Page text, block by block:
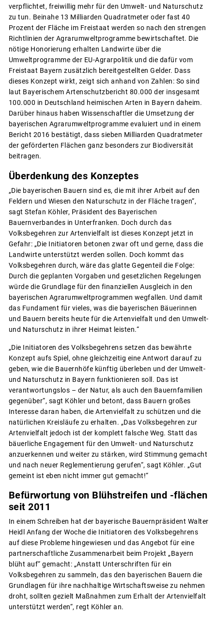
verpflichtet, freiwillig mehr für den Umwelt- und Naturschutz
zu tun. Beinahe 13 Milliarden Quadratmeter oder fast 40
Prozent der Fläche im Freistaat werden so nach den strengen
Richtlinien der Agrarumweltprogramme bewirtschaftet. Die
nötige Honorierung erhalten Landwirte über die
Umweltprogramme der EU-Agrarpolitik und die dafür vom
Freistaat Bayern zusätzlich bereitgestellten Gelder. Dass
dieses Konzept wirkt, zeigt sich anhand von Zahlen: So sind
laut Bayerischem Artenschutzbericht 80.000 der insgesamt
100.000 in Deutschland heimischen Arten in Bayern daheim.
Darüber hinaus haben Wissenschaftler die Umsetzung der
bayerischen Agrarumweltprogramme evaluiert und in einem
Bericht 2016 bestätigt, dass sieben Milliarden Quadratmeter
der geförderten Flächen ganz besonders zur Biodiversität
beitragen.
Überdenkung des Konzeptes
„Die bayerischen Bauern sind es, die mit ihrer Arbeit auf den
Feldern und Wiesen den Naturschutz in der Fläche tragen“,
sagt Stefan Köhler, Präsident des Bayerischen
Bauernverbandes in Unterfranken. Doch durch das
Volksbegehren zur Artenvielfalt ist dieses Konzept jetzt in
Gefahr: „Die Initiatoren betonen zwar oft und gerne, dass die
Landwirte unterstützt werden sollen. Doch kommt das
Volksbegehren durch, wäre das glatte Gegenteil die Folge:
Durch die geplanten Vorgaben und gesetzlichen Regelungen
würde die Grundlage für den finanziellen Ausgleich in den
bayerischen Agrarumweltprogrammen wegfallen. Und damit
das Fundament für vieles, was die bayerischen Bäuerinnen
und Bauern bereits heute für die Artenvielfalt und den Umwelt-
und Naturschutz in ihrer Heimat leisten.“
„Die Initiatoren des Volksbegehrens setzen das bewährte
Konzept aufs Spiel, ohne gleichzeitig eine Antwort darauf zu
geben, wie die Bauernhöfe künftig überleben und der Umwelt-
und Naturschutz in Bayern funktionieren soll. Das ist
verantwortungslos – der Natur, als auch den Bauernfamilien
gegenüber“, sagt Köhler und betont, dass Bauern großes
Interesse daran haben, die Artenvielfalt zu schützen und die
natürlichen Kreisläufe zu erhalten. „Das Volksbegehren zur
Artenvielfalt jedoch ist der komplett falsche Weg. Statt das
bäuerliche Engagement für den Umwelt- und Naturschutz
anzuerkennen und weiter zu stärken, wird Stimmung gemacht
und nach neuer Reglementierung gerufen“, sagt Köhler. „Gut
gemeint ist eben nicht immer gut gemacht!“
Befürwortung von Blühstreifen und -flächen
seit 2011
In einem Schreiben hat der bayerische Bauernpräsident Walter
Heidl Anfang der Woche die Initiatoren des Volksbegehrens
auf diese Probleme hingewiesen und das Angebot für eine
partnerschaftliche Zusammenarbeit beim Projekt „Bayern
blüht auf“ gemacht: „Anstatt Unterschriften für ein
Volksbegehren zu sammeln, das den bayerischen Bauern die
Grundlagen für ihre nachhaltige Wirtschaftsweise zu nehmen
droht, sollten gezielt Maßnahmen zum Erhalt der Artenvielfalt
unterstützt werden“, regt Köhler an.